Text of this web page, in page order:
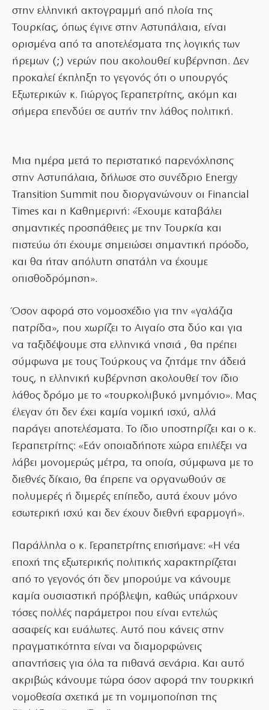
στην ελληνική ακτογραμμή από πλοία της
Τουρκίας, όπως έγινε στην Αστυπάλαια, είναι
ορισμένα από τα αποτελέσματα της λογικής των
ήρεμων (;) νερών που ακολουθεί κυβέρνηση. Δεν
προκαλεί έκπληξη το γεγονός ότι ο υπουργός
Εξωτερικών κ. Γιώργος Γεραπετρίτης, ακόμη και
σήμερα επενδύει σε αυτήν την λάθος πολιτική.
Μια ημέρα μετά το περιστατικό παρενόχλησης
στην Αστυπάλαια, δήλωσε στο συνέδριο Energy
Transition Summit που διοργανώνουν οι Financial
Times και η Καθημερινή: «Έχουμε καταβάλει
σημαντικές προσπάθειες με την Τουρκία και
πιστεύω ότι έχουμε σημειώσει σημαντική πρόοδο,
και θα ήταν απόλυτη σπατάλη να έχουμε
οπισθοδρόμηση».
Όσον αφορά στο νομοσχέδιο για την «γαλάζια
πατρίδα», που χωρίζει το Αιγαίο στα δύο και για
να ταξιδέψουμε στα ελληνικά νησιά , θα πρέπει
σύμφωνα με τους Τούρκους να ζητάμε την άδειά
τους, η ελληνική κυβέρνηση ακολουθεί τον ίδιο
λάθος δρόμο με το «τουρκολιβυκό μνημόνιο». Μας
έλεγαν ότι δεν έχει καμία νομική ισχύ, αλλά
παράγει αποτελέσματα. Το ίδιο υποστηρίζει και ο κ.
Γεραπετρίτης: «Εάν οποιαδήποτε χώρα επιλέξει να
λάβει μονομερώς μέτρα, τα οποία, σύμφωνα με το
διεθνές δίκαιο, θα έπρεπε να οργανωθούν σε
πολυμερές ή διμερές επίπεδο, αυτά έχουν μόνο
εσωτερική ισχύ και δεν έχουν διεθνή εφαρμογή».
Παράλληλα ο κ. Γεραπετρίτης επισήμανε: «Η νέα
εποχή της εξωτερικής πολιτικής χαρακτηρίζεται
από το γεγονός ότι δεν μπορούμε να κάνουμε
καμία ουσιαστική πρόβλεψη, καθώς υπάρχουν
τόσες πολλές παράμετροι που είναι εντελώς
ασαφείς και ευάλωτες. Αυτό που κάνεις στην
πραγματικότητα είναι να διαμορφώνεις
απαντήσεις για όλα τα πιθανά σενάρια. Και αυτό
ακριβώς κάνουμε τώρα όσον αφορά την τουρκική
νομοθεσία σχετικά με τη νομιμοποίηση της